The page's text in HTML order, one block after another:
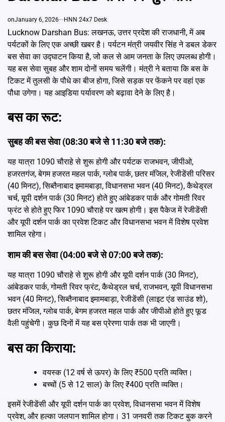
onJanuary 6, 2026 HNN 24x7 Desk
Lucknow Darshan Bus: लखनऊ, उत्तर प्रदेश की राजधानी, में अब
पर्यटकों के लिए एक अच्छी खबर है। पर्यटन मंत्री जयवीर सिंह ने डबल डेकर
बस सेवा का उद्घाटन किया है, जो कल से आम जनता के लिए उपलब्ध होगी।
यह बस सेवा सुबह और शाम दोनों समय चलेंगी। मंत्री ने बताया कि बस के
टिकट में तुलसी के पौधे का बीज होगा, जिसे सड़क पर फेंकने पर वहां एक
पौधा उगेगा। यह आइडिया पर्यावरण को बढ़ावा देने के लिए है।
बस का रूट:
सुबह की बस सेवा (08:30 बजे से 11:30 बजे तक):
यह यात्रा 1090 चौराहे से शुरू होगी और पर्यटक राजभवन, जीपीओ,
हजरतगंज, बेगम हजरत महल पार्क, ग्लोब पार्क, छतर मंजिल, रेजीडेंसी परिसर
(40 मिनट), सिब्तैनाबाद इमामबाड़ा, विधानसभा भवन (40 मिनट), कैथेड्रल
चर्च, यूपी दर्शन पार्क (30 मिनट) होते हुए आंबेडकर पार्क और गोमती रिवर
फ्रंट से होते हुए फिर 1090 चौराहे पर खत्म होगी। इस पैकेज में रेजीडेंसी
और यूपी दर्शन पार्क का प्रवेश टिकट और विधानसभा भवन में विशेष प्रवेश
शामिल रहेगा।
शाम की बस सेवा (04:00 बजे से 07:00 बजे तक):
यह यात्रा 1090 चौराहे से शुरू होगी और यूपी दर्शन पार्क (30 मिनट),
आंबेडकर पार्क, गोमती रिवर फ्रंट, कैथेड्रल चर्च, राजभवन, यूपी विधानसभा
भवन (40 मिनट), सिब्तैनाबाद इमामबाड़ा, रेजीडेंसी (लाइट एंड साउंड शो),
छतर मंजिल, ग्लोब पार्क, बेगम हजरत महल पार्क और जीपीओ होते हुए फूड
वैली पहुंचेगी। कुछ दिनों में यह बस प्रेरणा पार्क तक भी जाएगी।
बस का किराया:
वयस्क (12 वर्ष से ऊपर) के लिए ₹500 प्रति व्यक्ति।
बच्चों (5 से 12 साल) के लिए ₹400 प्रति व्यक्ति।
इसमें रेजीडेंसी और यूपी दर्शन पार्क का प्रवेश, विधानसभा भवन में विशेष
प्रवेश, और हल्का जलपान शामिल होगा। 31 जनवरी तक टिकट बुक करने